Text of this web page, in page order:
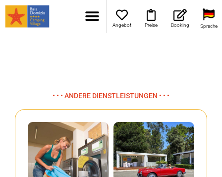
Angebot Preise Booking Sprache
• • • ANDERE DIENSTLEISTUNGEN • • •